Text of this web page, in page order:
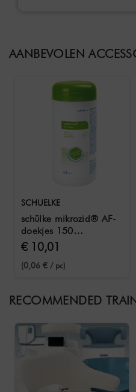
AANBEVOLEN
SCHUELKE
schülke mikrozid® AF-
doekjes 150
desinfectiedoekjes in
een blikje
€ 10,01
(0,06 € / pc)
RECOMMENDED